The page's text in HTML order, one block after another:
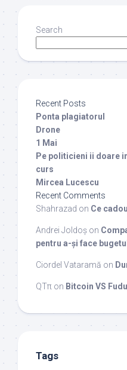
Search
Recent Posts
Ponta plagiatorul
Drone
1 Mai
Pe politicieni ii doare
curs
Mircea Lucescu
Recent Comments
Shahrazad on Ce
Andrei Joldoș on
pentru a-și face
Ciordel Vataramă on
QTπ on Bitcoin VS
Tags